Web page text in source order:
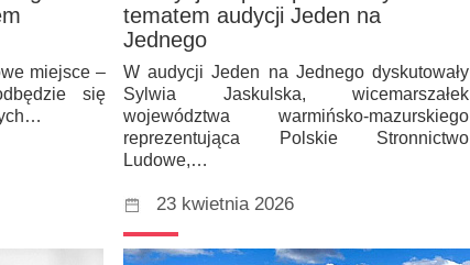
miejsce –
się
tematem audycji Jeden na
Jednego
W audycji Jeden na Jednego dyskutowały
Sylwia Jaskulska, wicemarszałek
województwa warmińsko-mazurskiego
reprezentująca Polskie Stronnictwo
Ludowe,…
23 kwietnia 2026